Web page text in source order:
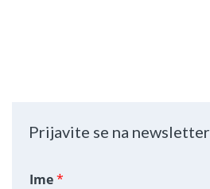
Prijavite se na newsletter
Ime*